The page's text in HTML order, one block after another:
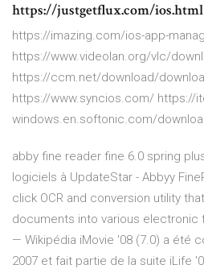
https://justgetflux.com/ios.html
https://imazing.com/ios-app-
https://www.videolan.org/vlc/
https://ccm.net/download/
https://www.syncios.com/ https://
windows.en.softonic.com/
abby fine reader fine 6.0 spring
logiciels à UpdateStar - Abbyy
click OCR and conversion utility
documents into various electronic
— Wikipédia iMovie '08 (7.0) a été
2007 et fait partie de la suite iLife